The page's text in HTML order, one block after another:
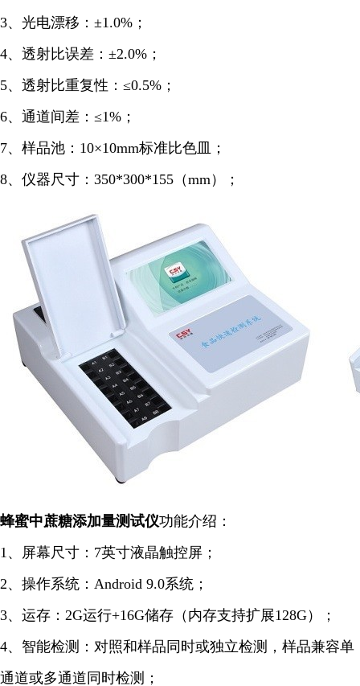
3、光电漂移：±1.0%；
4、透射比误差：±2.0%；
5、透射比重复性：≤0.5%；
6、通道间差：≤1%；
7、样品池：10×10mm标准比色皿；
8、仪器尺寸：350*300*155（mm）；
蜂蜜中蔗糖添加量测试仪功能介绍：
1、屏幕尺寸：7英寸液晶触控屏；
2、操作系统：Android 9.0系统；
3、运存：2G运行+16G储存（内存支持扩展128G）；
4、智能检测：对照和样品同时或独立检测，样品兼容单
通道或多通道同时检测；